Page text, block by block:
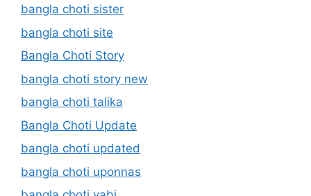
bangla choti sister
bangla choti site
Bangla Choti Story
bangla choti story new
bangla choti talika
Bangla Choti Update
bangla choti updated
bangla choti uponnas